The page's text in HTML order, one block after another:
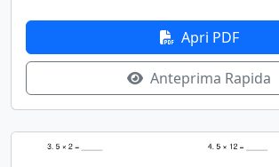
Apri PDF
Anteprima Rapida